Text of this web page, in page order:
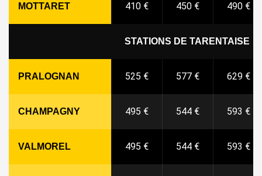
MOTTARET 410 € 450 € 490 €
STATIONS DE TARENTAISE
PRALOGNAN 525 € 577 € 629 €
CHAMPAGNY 495 € 544 € 593 €
VALMOREL 495 € 544 € 593 €